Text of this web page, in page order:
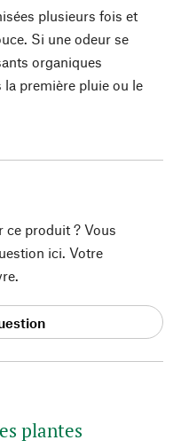
plantes
plusieurs fois et
Si une odeur se
organiques
la première pluie ou le
ce produit ? Vous
ici. Votre